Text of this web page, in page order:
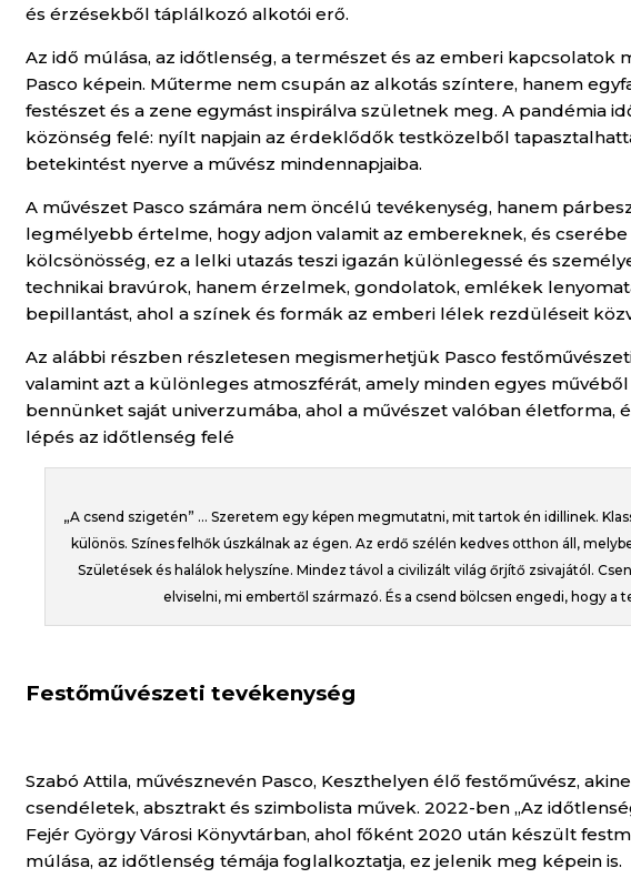
és érzésekből táplálkozó alkotói erő.
Az idő múlása, az időtlenség, a természet és az emberi kapcsolatok
Pasco képein. Műterme nem csupán az alkotás színtere, hanem
festészet és a zene egymást inspirálva születnek meg. A pandémia
közönség felé: nyílt napjain az érdeklődők testközelből
betekintést nyerve a művész mindennapjaiba.
A művészet Pasco számára nem öncélú tevékenység, hanem
legmélyebb értelme, hogy adjon valamit az embereknek, és cserébe
kölcsönösség, ez a lelki utazás teszi igazán különlegessé és
technikai bravúrok, hanem érzelmek, gondolatok, emlékek
bepillantást, ahol a színek és formák az emberi lélek rezdüléseit
Az alábbi részben részletesen megismerhetjük Pasco
valamint azt a különleges atmoszférát, amely minden egyes
bennünket saját univerzumába, ahol a művészet valóban életforma,
lépés az időtlenség felé
„A csend szigetén” … Szeretem egy képen megmutatni, mit tartok én idillinek.
különös. Színes felhők úszkálnak az égen. Az erdő szélén kedves otthon áll,
Születések és halálok helyszíne. Mindez távol a civilizált világ őrjítő zsivajától.
elviselni, mi embertől származó. És a csend bölcsen engedi, hogy a
Festőművészeti tevékenység
Szabó Attila, művésznevén Pasco, Keszthelyen élő festőművész,
csendéletek, absztrakt és szimbolista művek. 2022-ben „Az
Fejér György Városi Könyvtárban, ahol főként 2020 után készült
múlása, az időtlenség témája foglalkoztatja, ez jelenik meg képein is.